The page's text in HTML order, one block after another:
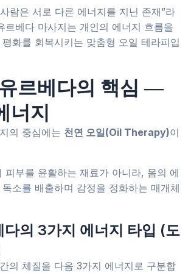
람은 서로 다른 에너지를 지닌 존재”라
르베다 마사지는 개인의 에너지 흐름을
화를 회복시키는 맞춤형 오일 테라피입
르베다의 핵심 ―
너지
의 중심에는 천연 오일(Oil Therapy)이
피부를 윤활하는 재료가 아니라, 몸의 에
소를 배출하며 감정을 정화하는 매개체
다의 3가지 에너지 타입 (도
의 체질을 다음 3가지 에너지로 구분합